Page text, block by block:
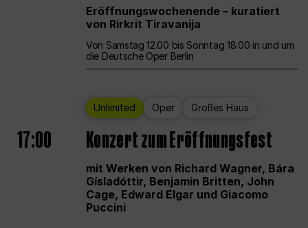
Eröffnungswochenende – kuratiert
von Rirkrit Tiravanija
Von Samstag 12.00 bis Sonntag 18.00 in und um
die Deutsche Oper Berlin
Unlimited Oper Großes Haus
17:00 Konzert zum Eröffnungsfest
mit Werken von Richard Wagner, Bára
Gísladóttir, Benjamin Britten, John
Cage, Edward Elgar und Giacomo
Puccini